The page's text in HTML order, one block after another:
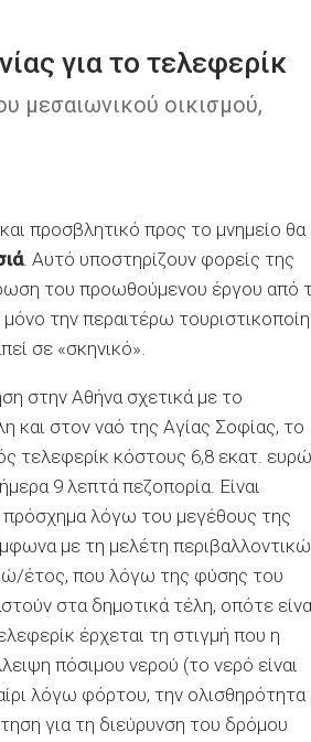
για το τελεφερίκ
μεσαιωνικού οικισμού,
προσβλητικό προς το μνημείο θα
. Αυτό υποστηρίζουν φορείς της
του προωθούμενου έργου από
την περαιτέρω
σε «σκηνικό».
στην Αθήνα σχετικά με το
και στον ναό της Αγίας Σοφίας, το
τελεφερίκ κόστους 6,8 εκατ.
9 λεπτά πεζοπορία. Είναι
πρόσχημα λόγω του μεγέθους της
με τη μελέτη
έτος, που λόγω της φύσης του
στα δημοτικά τέλη, οπότε
έρχεται τη στιγμή που η
πόσιμου νερού (το νερό είναι
λόγω φόρτου, την ολισθηρότητα
για τη διεύρυνση του δρόμου